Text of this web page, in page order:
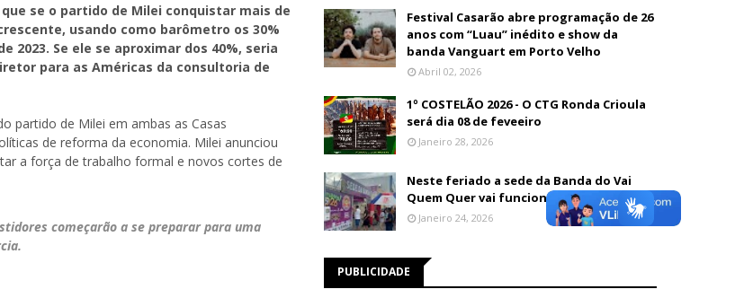
se o partido de Milei conquistar mais de
usando como barômetro os 30%
Se ele se aproximar dos 40%, seria
para as Américas da consultoria de
partido de Milei em ambas as Casas
de reforma da economia. Milei anunciou
a força de trabalho formal e novos cortes de
começarão a se preparar para uma
Festival Casarão abre programação de 26
anos com “Luau” inédito e show da
banda Vanguart em Porto Velho
Abril 02, 2026
1º COSTELÃO 2026 - O CTG Ronda Crioula
será dia 08 de feveeiro
Janeiro 28, 2026
Neste feriado a sede da Banda do Vai
Quem Quer vai funcionar até às 13h
Janeiro 24, 2026
PUBLICIDADE